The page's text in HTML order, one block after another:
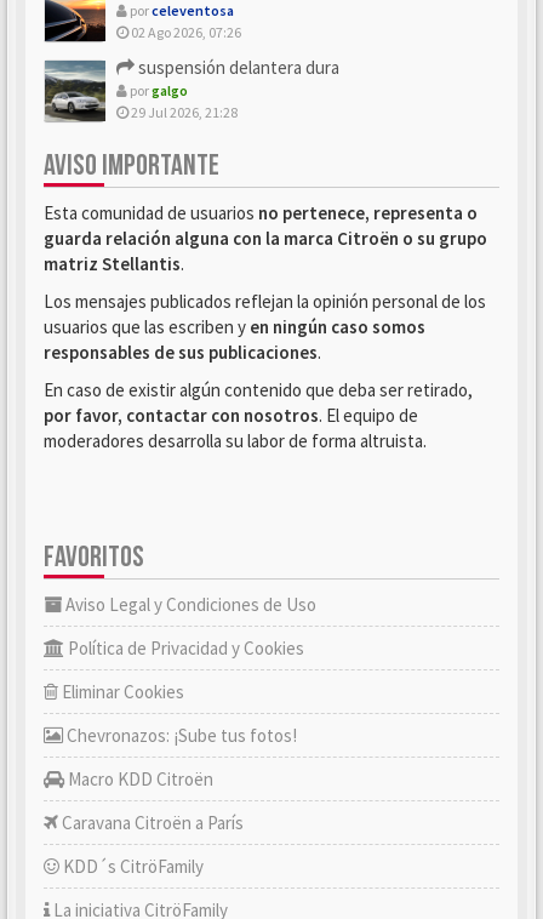
porceleventosa
02 Ago 2026, 07:26
suspensión delantera dura
porgalgo
29 Jul 2026, 21:28
AVISO IMPORTANTE
Esta comunidad de usuarios no pertenece, representa o
guarda relación alguna con la marca Citroën o su grupo
matriz Stellantis.
Los mensajes publicados reflejan la opinión personal de los
usuarios que las escriben y en ningún caso somos
responsables de sus publicaciones.
En caso de existir algún contenido que deba ser retirado,
por favor, contactar con nosotros. El equipo de
moderadores desarrolla su labor de forma altruista.
FAVORITOS
Aviso Legal y Condiciones de Uso
Política de Privacidad y Cookies
Eliminar Cookies
Chevronazos: ¡Sube tus fotos!
Macro KDD Citroën
Caravana Citroën a París
KDD´s CitröFamily
La iniciativa CitröFamily